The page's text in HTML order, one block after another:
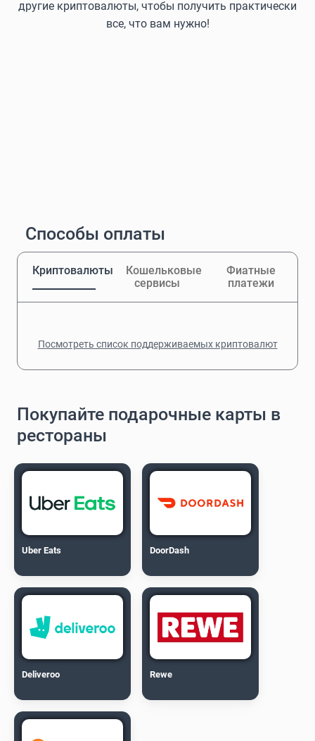
другие криптовалюты, чтобы получить практически
все, что вам нужно!
Способы оплаты
Криптовалюты
Кошельковые
сервисы
Фиатные
платежи
Посмотреть список поддерживаемых криптовалют
Покупайте подарочные карты в
рестораны
Uber Eats DoorDash
Deliveroo Rewe